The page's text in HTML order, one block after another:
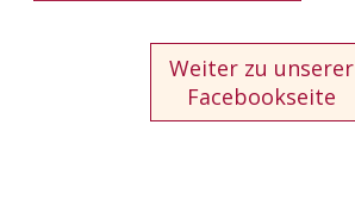
Weiter zu unserer
Facebookseite